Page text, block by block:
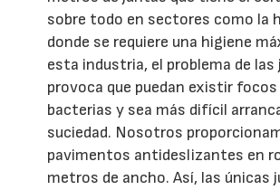
sobre todo en sectores como la
donde se requiere una higiene
esta industria, el problema de las
provoca que puedan existir focos
bacterias y sea más difícil
suciedad. Nosotros
pavimentos antideslizantes en
metros de ancho. Así, las únicas